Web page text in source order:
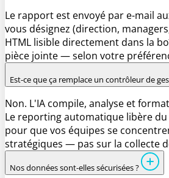
Le rapport est envoyé par e-mail
vous désignez (direction,
HTML lisible directement dans la
pièce jointe — selon votre
Est-ce que ça remplace un contrôleur de
Non. L'IA compile, analyse et
Le reporting automatique libère
pour que vos équipes se
stratégiques — pas sur la collecte
Nos données sont-elles sécurisées ?